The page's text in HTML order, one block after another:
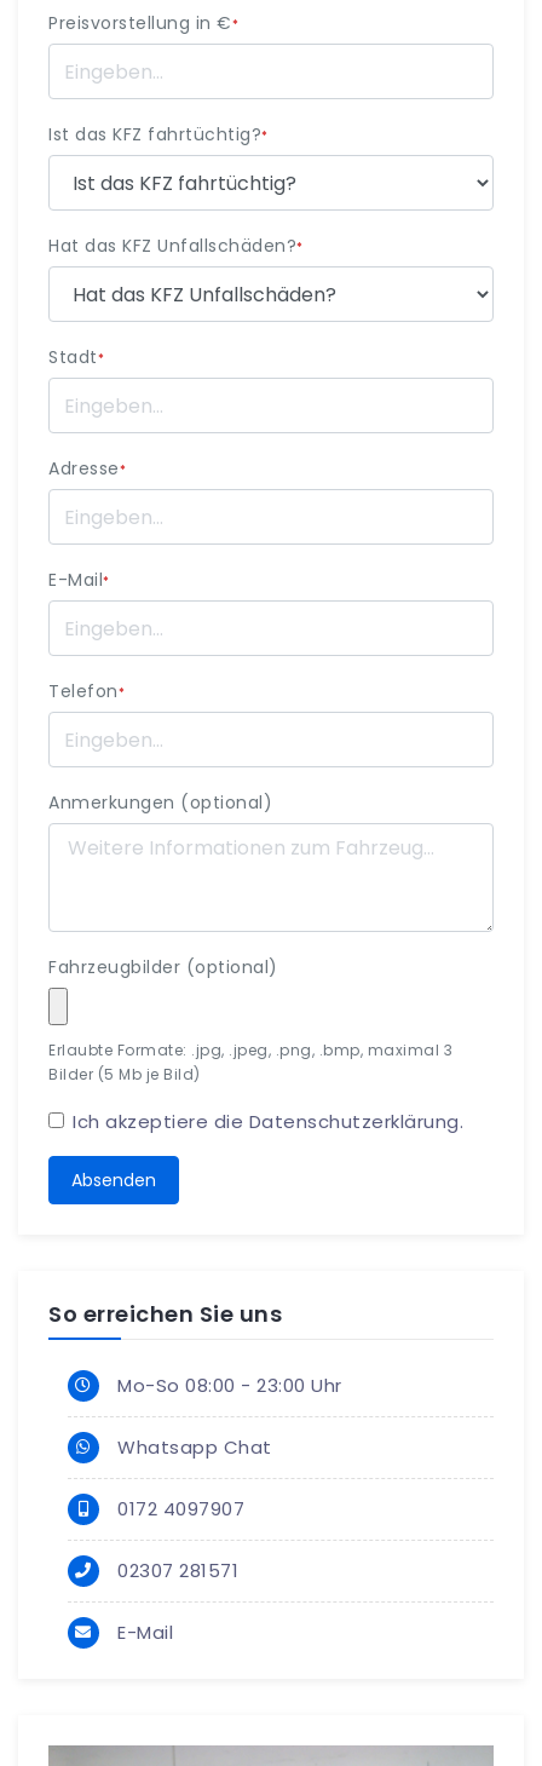
Preisvorstellung in €*
Ist das KFZ fahrtüchtig?*
Hat das KFZ Unfallschäden?*
Stadt*
Adresse*
E-Mail*
Telefon*
Anmerkungen (optional)
Fahrzeugbilder (optional)
Erlaubte Formate: .jpg, .jpeg, .png, .bmp, maximal 3
Bilder (5 Mb je Bild)
Ich akzeptiere die Datenschutzerklärung.
Absenden
So erreichen Sie uns
Mo-So 08:00 - 23:00 Uhr
Whatsapp Chat
0172 4097907
02307 281571
E-Mail